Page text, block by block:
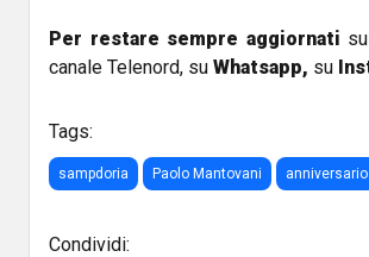
Per restare sempre aggiornati
canale Telenord, su Whatsapp, su
Tags:
sampdoria Paolo Mantovani anniversario
Condividi: